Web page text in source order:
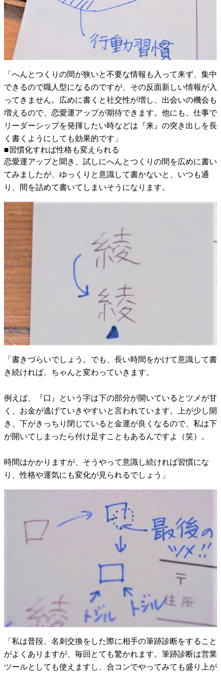
「へんとつくりの間が狭いと不要な情報も入って来ず、集中
できるので職人型になるのですが、その反面新しい情報が入
ってきません。広めに書くと社交性が増し、出会いの機会も
増えるので、恋愛運アップが期待できます。他にも、仕事で
リーダーシップを発揮したい時などは『来』の突き出しを長
く書くようにしても効果的です」
■習慣化すれば性格も変えられる
恋愛運アップと聞き、試しにへんとつくりの間を広めに書い
てみましたが、ゆっくりと意識して書かないと、いつも通
り、間を詰めて書いてしまいそうになります。
「書きづらいでしょう。でも、長い時間をかけて意識して書
き続ければ、ちゃんと変わっていきます。
例えば、『口』という字は下の部分が開いているとツメが甘
く、お金が逃げていきやすいと言われています。上が少し開
き、下がきっちり閉じていると金運が良くなるので、私は下
が開いてしまったら付け足すこともあるんですよ（笑）。
時間はかかりますが、そうやって意識し続ければ習慣にな
り、性格や運気にも変化が見られるでしょう」
「私は普段、名刺交換をした際に相手の筆跡診断をすること
がよくありますが、毎回とても驚かれます。筆跡診断は営業
ツールとしても使えますし、合コンでやってみても盛り上が